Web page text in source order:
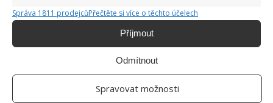
Správa 1811 prodejcůPřečtěte si více o těchto účelech
Příjmout
Odmítnout
Spravovat možnosti
Absolvent České zemědělské
univerzity, který je již od malička
velkým kutilem. V podstatě vše, co je
možné najít v j...